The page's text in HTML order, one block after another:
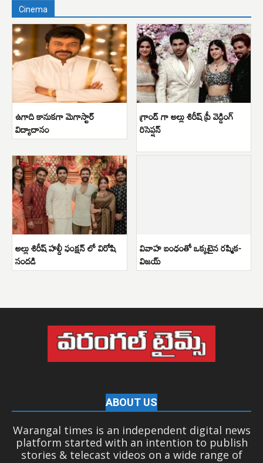
Cinema
ఉగాది కానుకగా మెగాస్టార్
విద్యాదానం
గ్రాండ్ గా అల్లు శిరీష్ ప్రీ వెడ్డింగ్
రిసెప్షన్
అల్లు శిరీష్ హల్దీ ఫంక్షన్ లో విరోషి
సందడి
వివాహ బంధంతో ఒక్కటైన రష్మిక-
విజయ్
ABOUT US
Warangal times is an independent digital news
platform started with an intention to publish
stories & telecast videos on a wide range of